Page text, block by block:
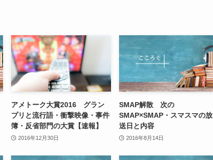
アメトーク大賞2016 グラン
プリと流行語・衝撃映像・事件
簿・反省部門の大賞【速報】
2016年12月30日
SMAP解散 次の
SMAP×SMAP・スマスマの放
送日と内容
2016年8月14日